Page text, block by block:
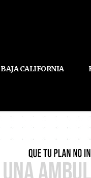
BAJA CALIFORNIA